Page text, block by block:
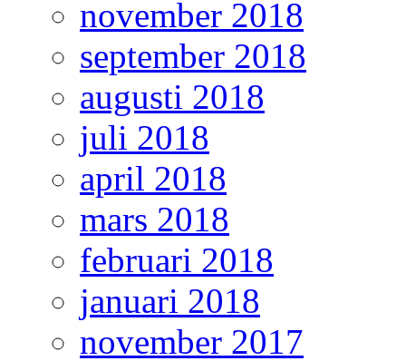
november 2018
september 2018
augusti 2018
juli 2018
april 2018
mars 2018
februari 2018
januari 2018
november 2017